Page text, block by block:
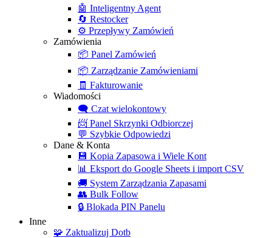
🤖 Inteligentny Agent
🔄 Restocker
⚙️ Przepływy Zamówień
Zamówienia
📦 Panel Zamówień
📦 Zarządzanie Zamówieniami
🧾 Fakturowanie
Wiadomości
🗨️ Czat wielokontowy
📨 Panel Skrzynki Odbiorczej
💬 Szybkie Odpowiedzi
Dane & Konta
💾 Kopia Zapasowa i Wiele Kont
📊 Eksport do Google Sheets i import CSV
🚚 System Zarządzania Zapasami
👥 Bulk Follow
🔒 Blokada PIN Panelu
Inne
🧩 Zaktualizuj Dotb